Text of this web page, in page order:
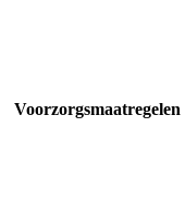
Voorzorgsmaatregelen